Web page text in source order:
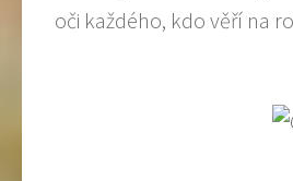
oči každého, kdo věří na